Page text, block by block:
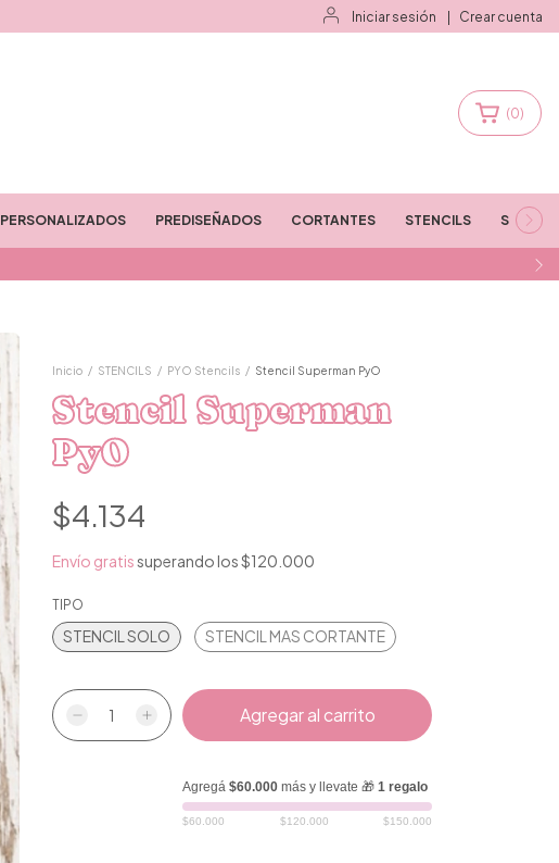
Iniciar sesión Crear cuenta
(0)
PERSONALIZADOS PREDISEÑADOS CORTANTES STENCILS STAMPS
Inicio / STENCILS / PYO Stencils / Stencil Superman PyO
Stencil Superman
PyO
$4.134
Envío gratissuperando los$120.000
TIPO
STENCIL SOLO STENCIL MAS CORTANTE
Agregá $60.000 más y llevate 🎁 1 regalo
$60.000 $120.000 $150.000